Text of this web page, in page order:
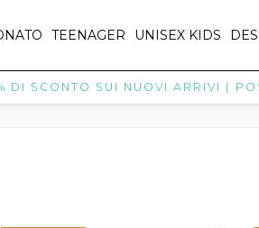
TEENAGER UNISEX KIDS
SUI NUOVI ARRIVI (